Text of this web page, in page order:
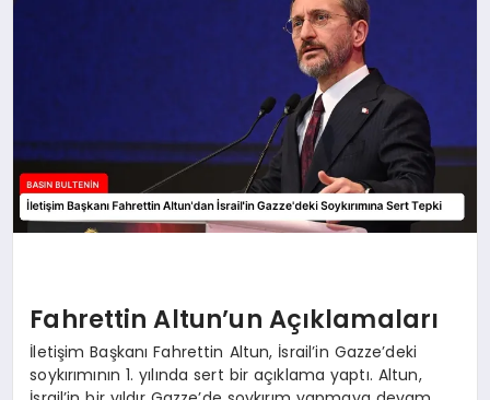
Fahrettin Altun’un Açıklamaları
İletişim Başkanı Fahrettin Altun, İsrail’in Gazze’deki
soykırımının 1. yılında sert bir açıklama yaptı. Altun,